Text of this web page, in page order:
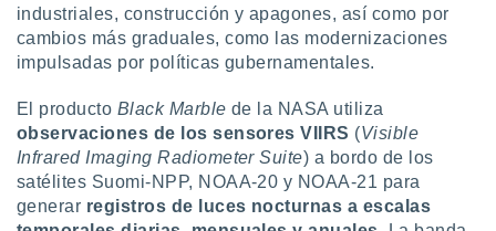
ni para
o
no
Puedes
acceder a
web a
abono
industriales, construcción y apagones, así como por
cambios más graduales, como las modernizaciones
impulsadas por políticas gubernamentales.
El producto Black Marblede la NASA utiliza
observaciones de los sensores VIIRS (Visible
Infrared Imaging Radiometer Suite) a bordo de los
satélites Suomi-NPP, NOAA-20 y NOAA-21 para
generar registros de luces nocturnas a escalas